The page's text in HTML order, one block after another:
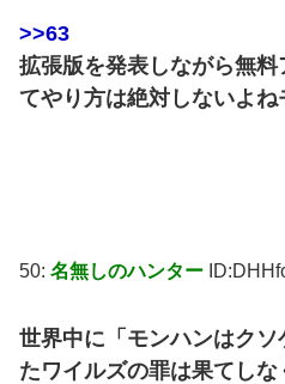
>>63
拡張版を発表しながら無
てやり方は絶対しないよね
50: 名無しのハンター
世界中に「モンハンはクソ
たワイルズの罪は果てしな